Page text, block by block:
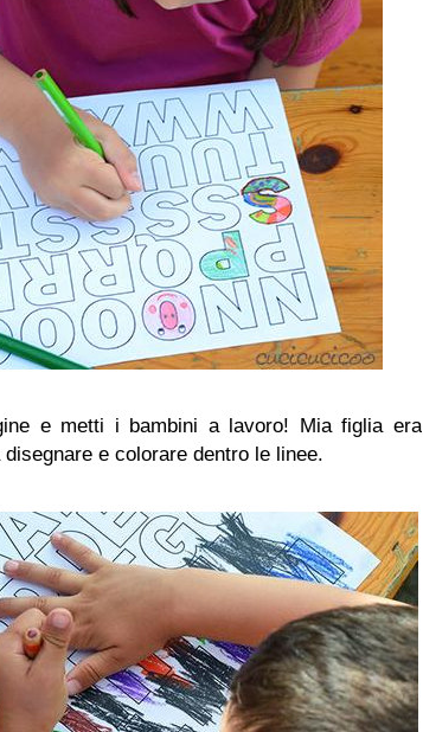
e metti i bambini a lavoro! Mia figlia era
e colorare dentro le linee.